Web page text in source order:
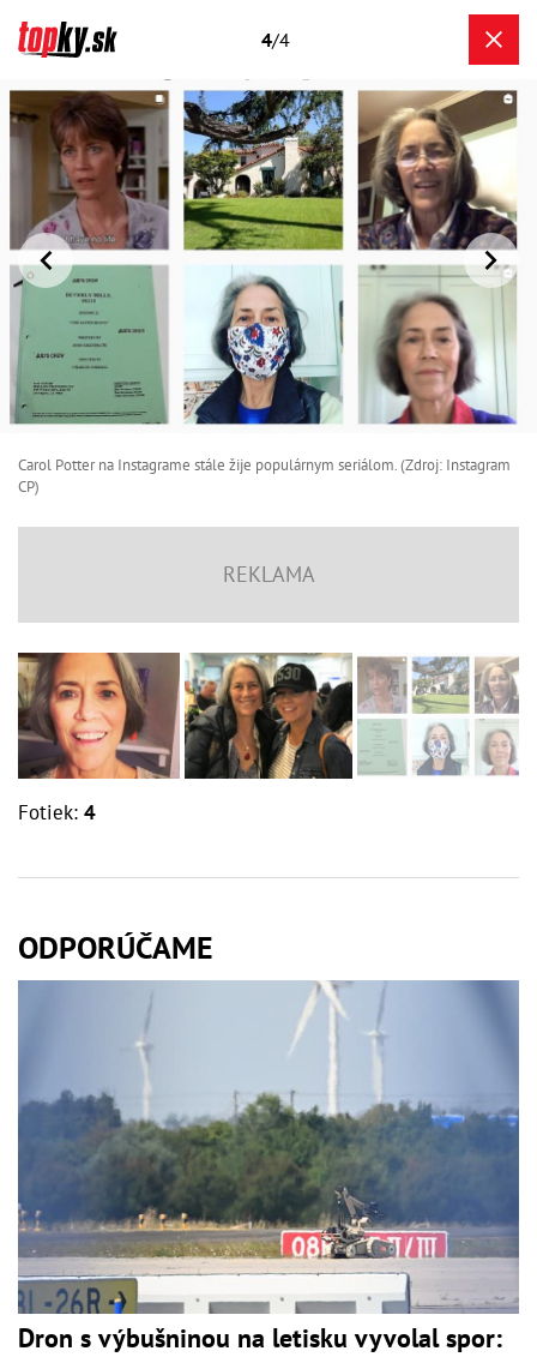
4/4
Carol Potter na Instagrame stále žije populárnym seriálom. (Zdroj: Instagram
CP)
Fotiek: 4
ODPORÚČAME
Dron s výbušninou na letisku vyvolal spor: